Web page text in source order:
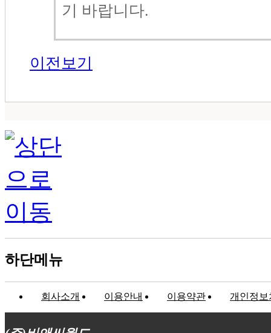
기 바랍니다.
이전보기
하단메뉴
회사소개 이용안내 이용약관 개인정보